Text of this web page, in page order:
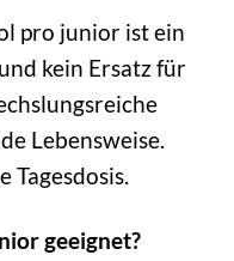
pro junior ist ein
kein Ersatz für
Lebensweise.
geeignet?